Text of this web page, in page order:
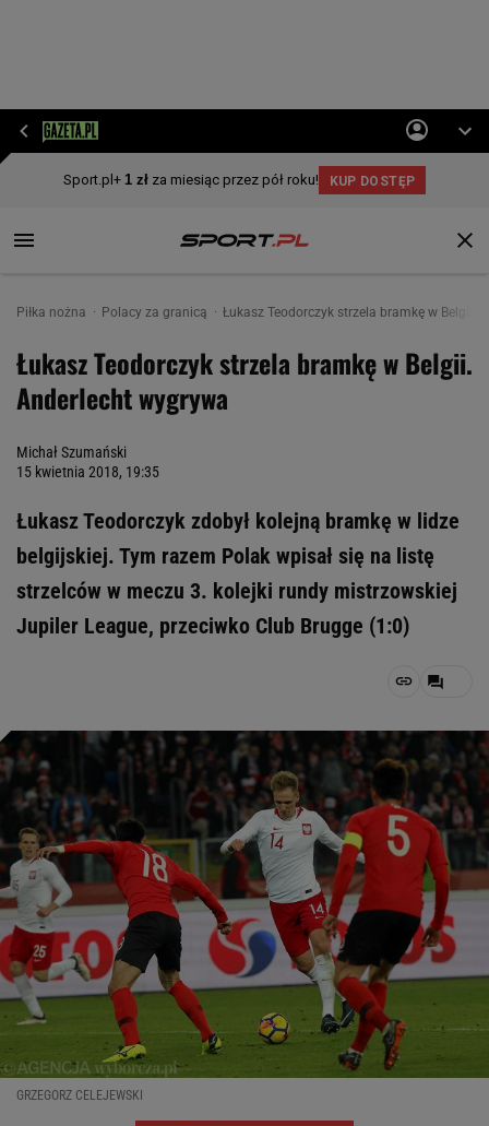
Piłka nożna Polacy za granicą Łukasz Teodorczyk strzela bramkę w Belgii.
Łukasz Teodorczyk strzela bramkę w Belgii.
Anderlecht wygrywa
Michał Szumański
15 kwietnia 2018, 19:35
Łukasz Teodorczyk zdobył kolejną bramkę w lidze
belgijskiej. Tym razem Polak wpisał się na listę
strzelców w meczu 3. kolejki rundy mistrzowskiej
Jupiler League, przeciwko Club Brugge (1:0)
GRZEGORZ CELEJEWSKI